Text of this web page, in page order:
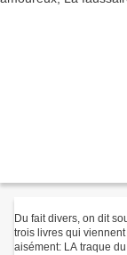
Du fait divers, on dit
trois livres qui
aisément: LA traque